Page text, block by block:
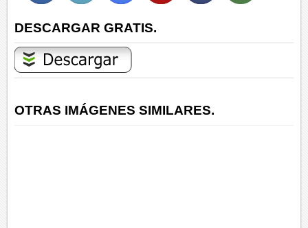
DESCARGAR GRATIS.
OTRAS IMÁGENES SIMILARES.